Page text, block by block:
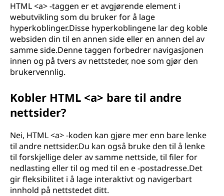
HTML <a> -taggen er et avgjørende element i
webutvikling som du bruker for å lage
hyperkoblinger.Disse hyperkoblingene lar deg koble
websiden din til en annen side eller en annen del av
samme side.Denne taggen forbedrer navigasjonen
innen og på tvers av nettsteder, noe som gjør den
brukervennlig.
Kobler HTML <a> bare til andre
nettsider?
Nei, HTML <a> -koden kan gjøre mer enn bare lenke
til andre nettsider.Du kan også bruke den til å lenke
til forskjellige deler av samme nettside, til filer for
nedlasting eller til og med til en e -postadresse.Det
gir fleksibilitet i å lage interaktivt og navigerbart
innhold på nettstedet ditt.